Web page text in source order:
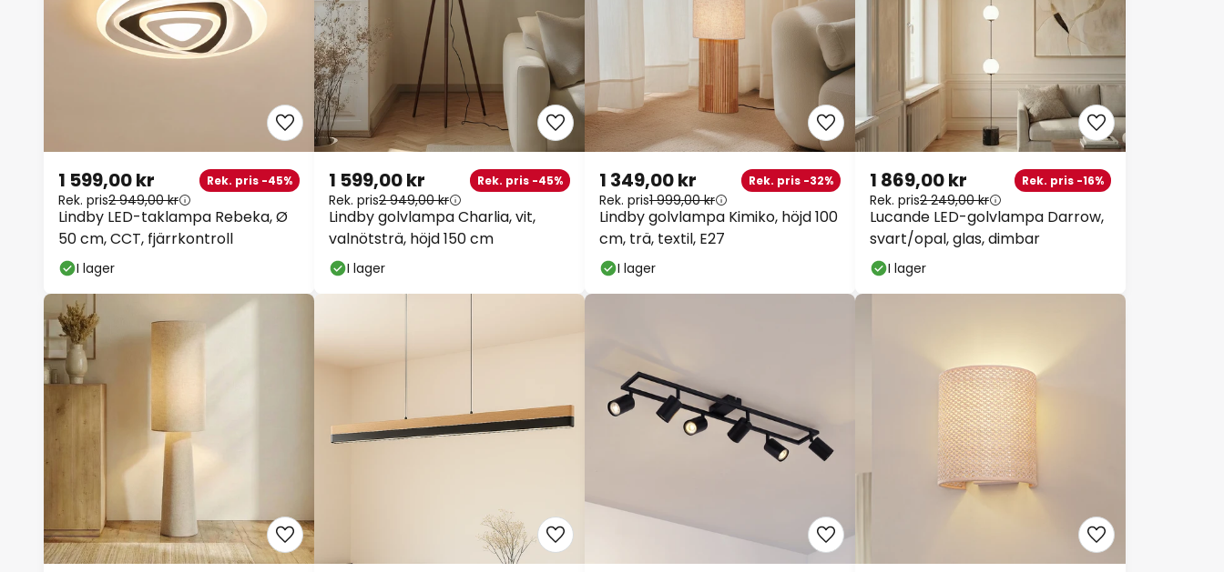
Lindby LED-taklampa Rebeka, Ø
50 cm, CCT, fjärrkontroll
1 599,00 kr Rek. pris -45%
Rek. pris 2 949,00 kr
I lager
Lindby golvlampa Charlia, vit,
valnötsträ, höjd 150 cm
1 599,00 kr Rek. pris -45%
Rek. pris 2 949,00 kr
I lager
Lindby golvlampa Kimiko, höjd 100
cm, trä, textil, E27
1 349,00 kr Rek. pris -32%
Rek. pris 1 999,00 kr
I lager
Lucande LED-golvlampa Darrow,
svart/opal, glas, dimbar
1 869,00 kr Rek. pris -16%
Rek. pris2 249,00 kr
I lager